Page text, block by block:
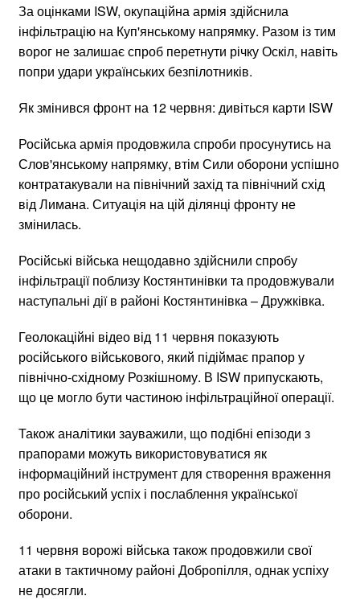
За оцінками ISW, окупаційна армія здійснила
інфільтрацію на Куп'янському напрямку. Разом із тим
ворог не залишає спроб перетнути річку Оскіл, навіть
попри удари українських безпілотників.
Як змінився фронт на 12 червня: дивіться карти ISW
Російська армія продовжила спроби просунутись на
Слов'янському напрямку, втім Сили оборони успішно
контратакували на північний захід та північний схід
від Лимана. Ситуація на цій ділянці фронту не
змінилась.
Російські війська нещодавно здійснили спробу
інфільтрації поблизу Костянтинівки та продовжували
наступальні дії в районі Костянтинівка – Дружківка.
Геолокаційні відео від 11 червня показують
російського військового, який підіймає прапор у
північно-східному Розкішному. В ISW припускають,
що це могло бути частиною інфільтраційної операції.
Також аналітики зауважили, що подібні епізоди з
прапорами можуть використовуватися як
інформаційний інструмент для створення враження
про російський успіх і послаблення української
оборони.
11 червня ворожі війська також продовжили свої
атаки в тактичному районі Добропілля, однак успіху
не досягли.